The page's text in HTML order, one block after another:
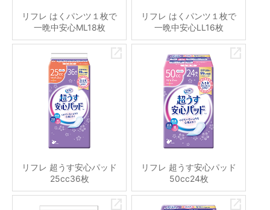
リフレ はくパンツ１枚で
一晩中安心ML18枚
リフレ はくパンツ１枚で
一晩中安心LL16枚
リフレ 超うす安心パッド
25cc36枚
リフレ 超うす安心パッド
50cc24枚